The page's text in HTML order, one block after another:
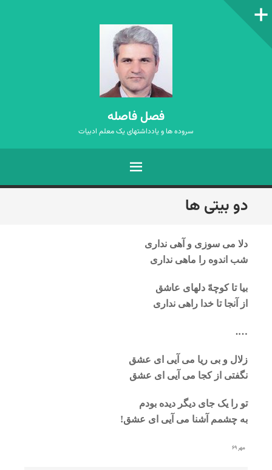
ستون‌کناری
فصل فاصله
سروده ها و یادداشتهای یک معلم ادبیات
فهرست
رفتن
به
دو بیتی ها
دلا می سوزی و آهی نداری
شب اندوه را ماهی نداری
بیا تا کوچهّ دلهای عاشق
از آنجا تا خدا راهی نداری
….
زلال و بی ریا می آیی ای عشق
نگفتی از کجا می آیی ای عشق
تو را یک جای دیگر دیده بودم
به چشمم آشنا می آیی ای عشق!
مهر ۶۹